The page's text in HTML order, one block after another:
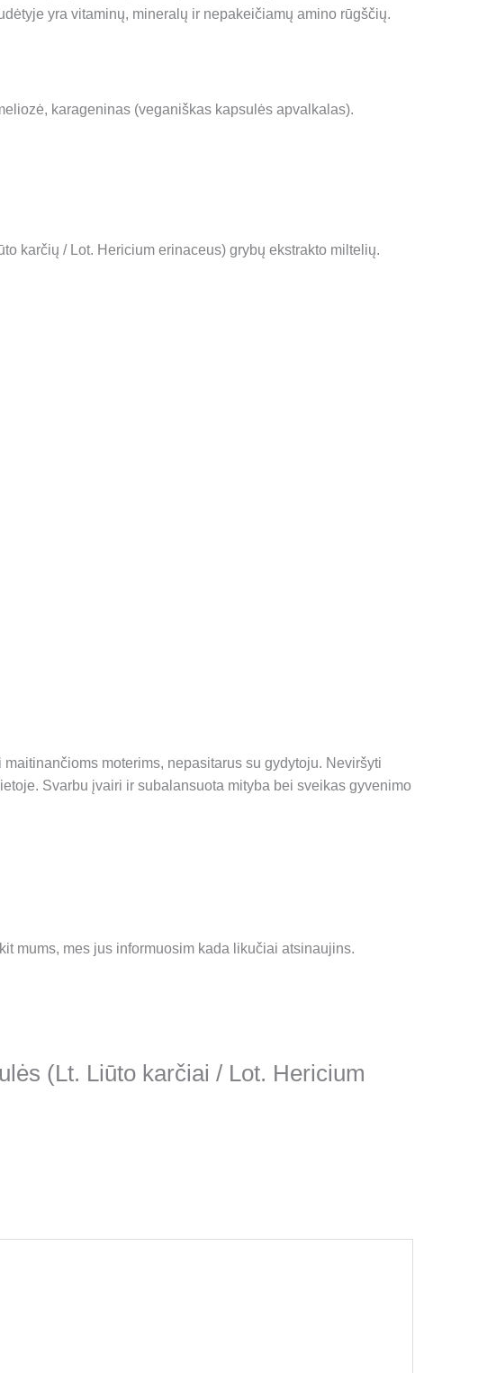
yra vitaminų, mineralų ir nepakeičiamų amino rūgščių.
karageninas (veganiškas kapsulės apvalkalas).
karčių / Lot. Hericium erinaceus) grybų ekstrakto miltelių.
moterims, nepasitarus su gydytoju. Neviršyti
Svarbu įvairi ir subalansuota mityba bei sveikas gyvenimo
mums, mes jus informuosim kada likučiai atsinaujins.
(Lt. Liūto karčiai / Lot. Hericium